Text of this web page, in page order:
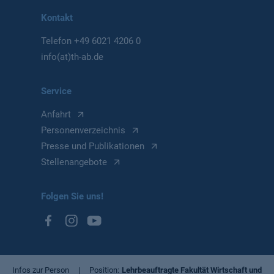
Infos zur Person Position Lehrbeauftragte Fakultät Wirtschaft und
Kontakt
Telefon+49 6021 4206 0
info(at)th-ab.de
Service
Anfahrt
Personenverzeichnis
Presse und Publikationen
Stellenangebote
Folgen Sie uns!